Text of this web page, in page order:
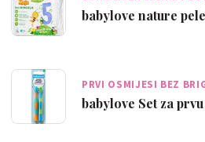
babylove nature
PRVI OSMIJESI BEZ
babylove Set za